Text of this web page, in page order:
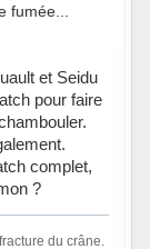
fumée...
et Seidu
pour faire
complet,
?
du crâne.